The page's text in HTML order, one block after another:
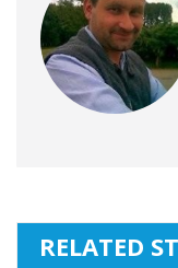
RELATED